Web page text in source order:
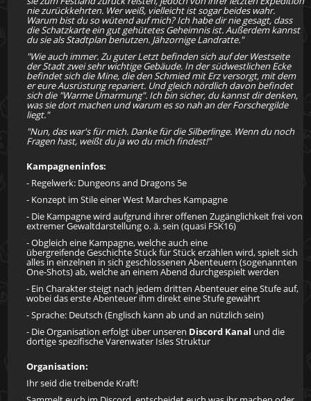
nie zurückkehrten. Wer weiß, vielleicht ist sogar beides wahr.
Warum bist du so wütend auf mich? Ich habe dir nie gesagt, dass
die Schatzkarte ein gut gehütetes Geheimnis ist. Außerdem kannst
du sie als Stadtplan benutzen. Jähzornige Landratte."
"Wie auch immer. Zu guter Letzt befinden sich auf der Westseite
der Stadt zwei sehr wichtige Gebäude. In der südwestlichen Ecke
befindet sich die Mine, die den Schmied mit Erz versorgt, mit dem
er eure Ausrüstung repariert. Und gleich nördlich davon befindet
sich die "Warme Umarmung". Ich bin sicher, du kannst dir denken,
was sie dort machen und warum es so nah an der Forschergilde
liegt."
"Nun, das war's für mich. Danke für die Silberlinge. Wenn du noch
Fragen hast, weißt du ja wo du mich findest!"
Kampagneninfos:
- Regelwerk: Dungeons and Dragons 5e
- Konzept im Stile einer West Marches Kampagne
- Die Kampagne wird aufgrund ihrer offenen Zugänglichkeit frei von
extremer Gewaltdarstellung o. ä. sein (quasi FSK16)
- Obgleich eine Kampagne, welche auch eine
übergreifende Geschichte Stück für Stück erzählen wird, spielt sich
alles in einzelnen in sich geschlossenen Abenteuern (sogenannten
One-Shots) ab, welche an einem Abend durchgespielt werden
- Ein Charakter steigt nach jedem dritten Abenteuer eine Stufe auf,
wobei das erste Abenteuer ihm direkt eine Stufe gewährt
- Sprache: Deutsch (Englisch kann ab und an nützlich sein)
- Die Organisation erfolgt über unseren Discord Kanal und die
dortige spezifische Varenwater Isles Struktur
Organisation:
Ihr seid die treibende Kraft!